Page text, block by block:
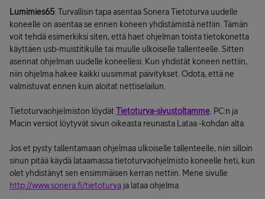
Lumimies65: Turvallisin tapa asentaa Sonera Tietoturva uudelle
koneelle on asentaa se ennen koneen yhdistämistä nettiin. Tämän
voit tehdä esimerkiksi siten, että haet ohjelman toista tietokonetta
käyttäen usb-muistitikulle tai muulle ulkoiselle tallenteelle. Sitten
asennat ohjelman uudelle koneellesi. Kun yhdistät koneen nettiin,
niin ohjelma hakee kaikki uusimmat päivitykset. Odota, että ne
valmistuvat ennen kuin aloitat nettiselailun.
Tietoturvaohjelmiston löydät Tietoturva-sivustoltamme . PC:n ja
Macin versiot löytyvät sivun oikeasta reunasta Lataa -kohdan alta.
Jos et pysty tallentamaan ohjelmaa ulkoiselle tallenteelle, niin silloin
sinun pitää käydä lataamassa tietoturvaohjelmisto koneelle heti, kun
olet yhdistänyt sen ensimmäisen kerran nettiin. Mene sivulle
http://www.sonera.fi/tietoturva ja lataa ohjelma.